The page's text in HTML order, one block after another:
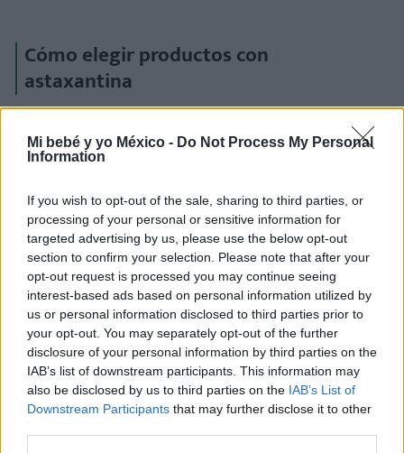
Mi bebé y yo México - Do Not Process My Personal
Information
If you wish to opt-out of the sale, sharing to third parties, or
processing of your personal or sensitive information for
targeted advertising by us, please use the below opt-out
section to confirm your selection. Please note that after your
opt-out request is processed you may continue seeing
interest-based ads based on personal information utilized by
us or personal information disclosed to third parties prior to
your opt-out. You may separately opt-out of the further
disclosure of your personal information by third parties on the
IAB’s list of downstream participants. This information may
also be disclosed by us to third parties on the IAB’s List of
Downstream Participants that may further disclose it to other
Cómo elegir productos con
astaxantina
No todos los suplementos son iguales. Para obtener
beneficios reales, elDr. Zigor Campos Goenaga
Verificar la fuente: asegúrate de que la
astaxantina provenga defuentes naturales
como la Haematococcus pluvialis, y no de
versiones sintéticas.
Revisar la pureza y certificación del producto:
busca sellos de calidad y comprobaciones de
origen.
Consultar la dosis terapéutica adecuada: un
especialista puede orientarte según tus
necesidades hormonales y de salud.